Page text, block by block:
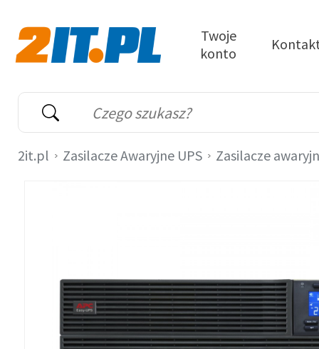
Wyszukiwarka
Słowo kluczowe
Twoje
konto
2it.pl Zasilacze Awaryjne UPS Zasilacze